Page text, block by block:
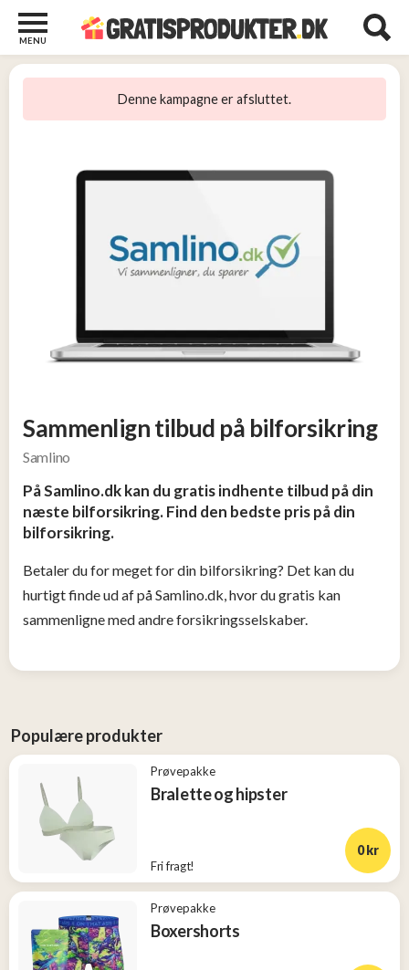
MENU
Denne kampagne er afsluttet.
Sammenlign tilbud på bilforsikring
Samlino
På Samlino.dk kan du gratis indhente tilbud på din
næste bilforsikring. Find den bedste pris på din
bilforsikring.
Betaler du for meget for din bilforsikring? Det kan du
hurtigt finde ud af på Samlino.dk, hvor du gratis kan
sammenligne med andre forsikringsselskaber.
Populære produkter
Prøvepakke
Bralette og hipster
Fri fragt!
0 kr
Prøvepakke
Boxershorts
Børn
Underholdning
Streaming
og
2
Konkurrencer
Nye